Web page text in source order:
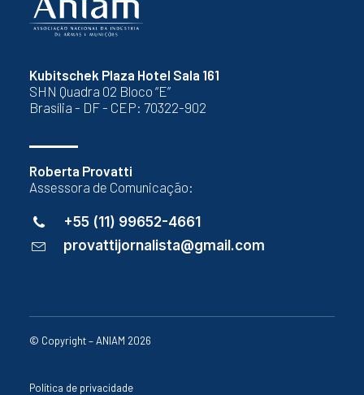
Kubitschek Plaza Hotel Sala 161
SHN Quadra 02 Bloco “E”
Brasília - DF - CEP: 70322-902
Roberta Provatti
Assessora de Comunicação:
+55 (11) 99652-4661
provattijornalista@gmail.com
© Copyright – ANIAM 2026
Política de privacidade